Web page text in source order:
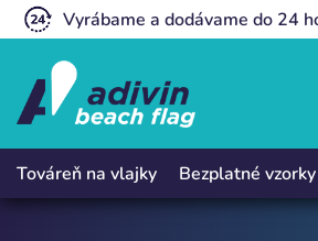
Vyrábame a dodávame do 24
Továreň na vlajky Bezplatné vzorky